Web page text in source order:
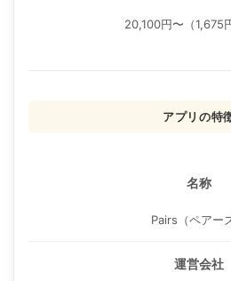
20,100円〜（1,675
アプリの特
名称
Pairs（ペアー
運営会社